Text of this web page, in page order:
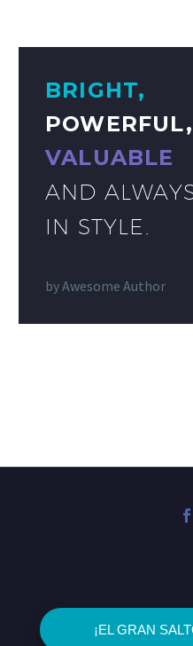
BRIGHT,
POWERFUL,
VALUABLE
AND
IN STYLE.
byAwesome Author
¡EL GRAN
2023 © Ingenio